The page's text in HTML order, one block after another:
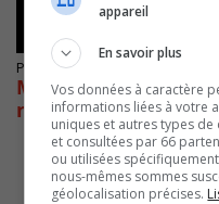
Publié le 29 octobre 2020 à
Mdf Commerce
nominations
appareil
En savoir plus
Vos données à caractère
informations liées à votre
uniques et autres types
et consultées par 66
ou utilisées
nous-mêmes sommes
géolocalisation précises.